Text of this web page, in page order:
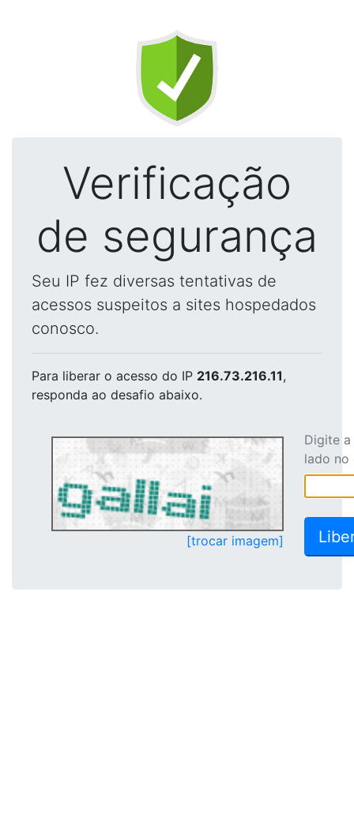
Verificação
de segurança
Seu IP fez diversas tentativas de
acessos suspeitos a sites hospedados
conosco.
Para liberar o acesso do IP 216.73.216.11,
responda ao desafio abaixo.
[trocar imagem]
Digite
lado no